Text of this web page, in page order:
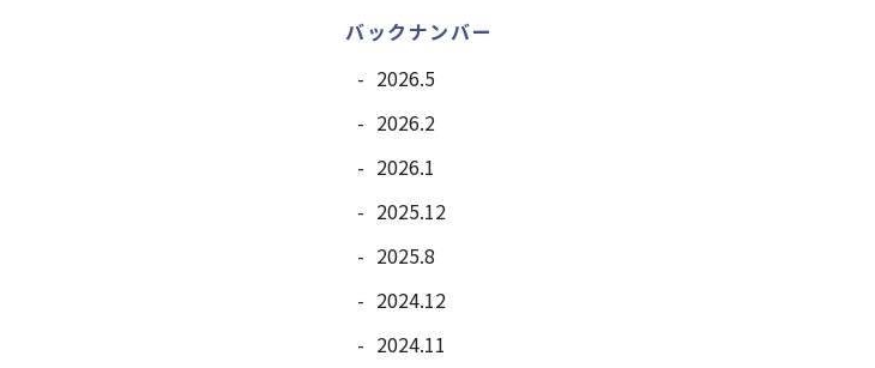
バックナンバー
2026.5
2026.2
2026.1
2025.12
2025.8
2024.12
2024.11